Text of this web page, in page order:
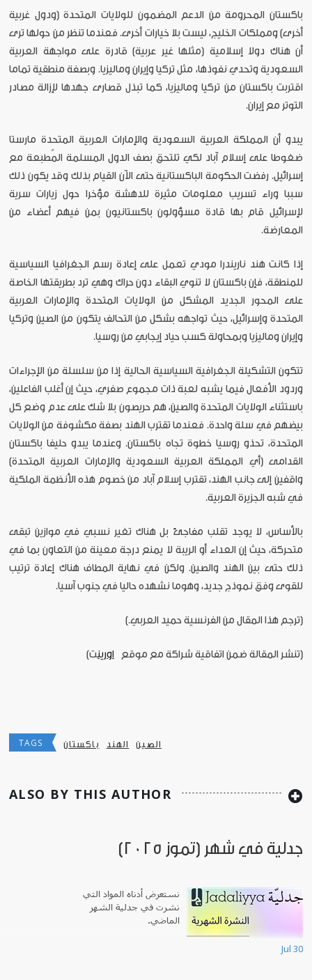
باكستان المحرومة من الدعم المضمون للولايات المتحدة (ودول غربية
أخرى) ومملكات الخليج، ليست بلا خيارات أخرى. فعندما تنظر من حولها ترى
أن هناك دولا إسلامية (مثلها غير عربية) قادرة على مواجهة العربية
السعودية وتحدي نفوذها، مثل تركيا وإيران وماليزيا. وبصفة منطقية تماما
اقتربت باكستان من تركيا وماليزيا، كما تبذل قصارى جهدها لإزالة مصادر
التوتر مع إيران.
يبدو أن المملكة العربية السعودية والإمارات العربية المتحدة مارستا
ضغوطا على إسلام آباد لكي تلتحق بصف الدول المسلمة المُطبعة مع
إسرائيل. رفضت الحكومة الباكستانية حتى الآن القيام بذلك وقد يكون ذلك
سببا وراء تسريب معلومات مثيرة للدهشة مؤخرا حول زيارات سرية
لإسرائيل قام بها قادة مسؤولون باكستانيون بمن فيهم أعضاء من
المعارضة.
إذا كانت هند ناريندرا مودي تعمل على إعادة رسم الجغرافيا السياسية
للمنطقة، فإن باكستان لا تنوي البقاء دون حراك وهي ترد بطريقتها الخاصة
على المحور الجديد المشكل من الولايات المتحدة والإمارات العربية
المتحدة وإسرائيل، حيث تواجهه بشكل من التحالف يتكون من الصين وتركيا
وإيران وماليزيا وبمحاولة كسب حياد إيجابي من روسيا.
تتكون التشكيلة الجغرافية السياسية الحالية إذا من سلسلة من الإجراءات
وردود الأفعال فيما يشبه لعبة ذات مجموع صفري، حيث إن أغلب الفاعلين،
باستثناء الولايات المتحدة والصين، هم حريصون بلا شك على عدم وضع كل
بيضهم في سلة واحدة. فعندما تقترب الهند بصفة مكشوفة من الولايات
المتحدة، تحذو روسيا خطوة تجاه باكستان. وعندما يبدو حليفا باكستان
القدامى (أي المملكة العربية السعودية والإمارات العربية المتحدة)
واقفين إلى جانب الهند، تقترب إسلام آباد من خصوم هذه الأنظمة الملكية
في شبه الجزيرة العربية.
بالأساس، لا يوجد تقلب مفاجئ بل هناك تغير نسبي في موازين تبقى
متحركة، حيث إن العداء أو الريبة لا يمنع درجة معينة من التعاون بما في
ذلك حتى بين الهند والصين. ولكن في نهاية المطاف هناك إعادة ترتيب
للقوى وفق نموذج جديد، وهوما نشهده حاليا في جنوب آسيا.
[ترجم هذا المقال من الفرنسية حميد العربي.]
[تنشر المقالة ضمن اتفاقية شراكة مع موقع اورينت]
TAGS باكستان الهند الصين
ALSO BY THIS AUTHOR
جدلية في شهر (تموز 2025)
نستعرض أدناه المواد التي
نشرت في جدلية الشهر
الماضي.
Jul 30